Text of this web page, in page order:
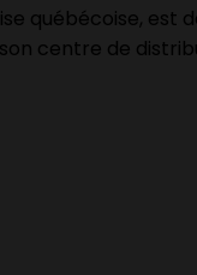
québécoise,
centre de